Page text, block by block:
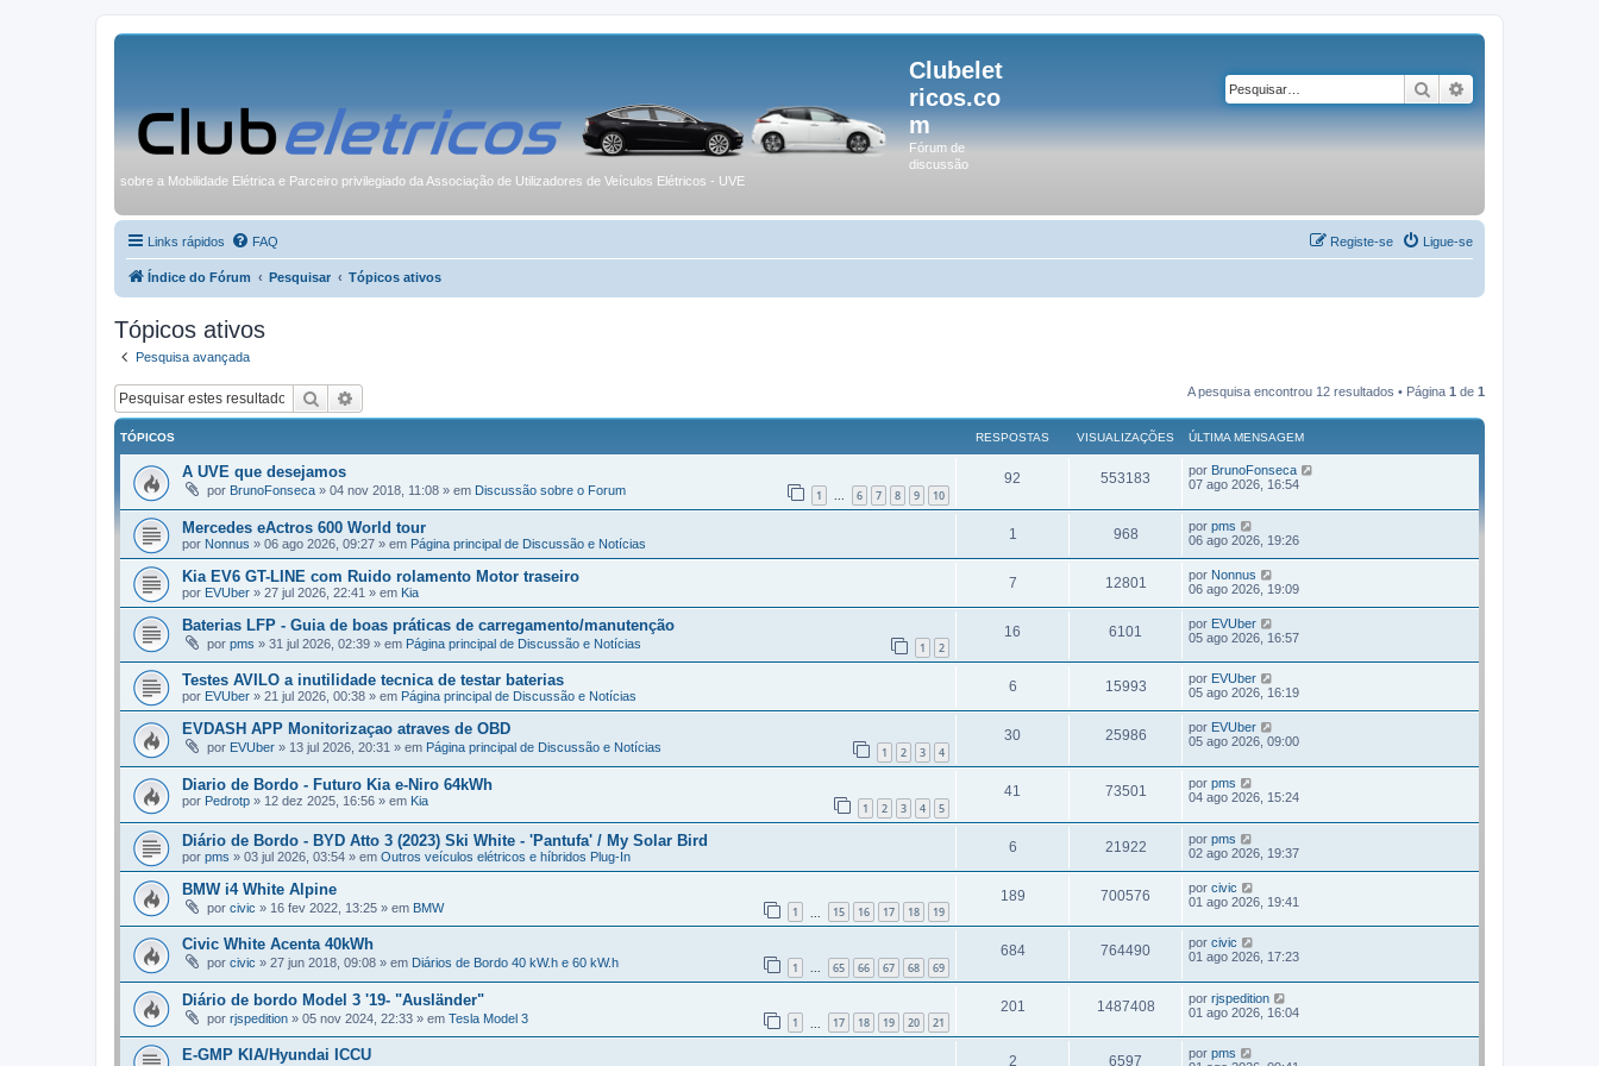
Clubelet
ricos.co
m
Fórum de
discussão
sobre a Mobilidade Elétrica e Parceiro privilegiado da Associação de Utilizadores de Veículos Elétricos - UVE
Pesquisar
Links rápidos FAQ Ligue-se
Registe-se
Índice do Fórum Pesquisar Tópicos ativos
Tópicos ativos
Pesquisa avançada
Pesquisar A pesquisa encontrou 12 resultados • Página 1 de 1
TÓPICOS RESPOSTAS VISUALIZAÇÕES ÚLTIMA MENSAGEM
A UVE que desejamos
por BrunoFonseca » 04 nov 2018, 11:08 » em Discussão sobre o Forum 1 ... 6 7 8 9 10
92 553183 por BrunoFonseca
07 ago 2026, 16:54
Mercedes eActros 600 World tour
por Nonnus » 06 ago 2026, 09:27 » em Página principal de Discussão e Notícias
1 968 por pms
06 ago 2026, 19:26
Kia EV6 GT-LINE com Ruido rolamento Motor traseiro
por EVUber » 27 jul 2026, 22:41 » em Kia
7 12801 por Nonnus
06 ago 2026, 19:09
Baterias LFP - Guia de boas práticas de carregamento/manutenção
por pms » 31 jul 2026, 02:39 » em Página principal de Discussão e Notícias 1 2
16 6101 por EVUber
05 ago 2026, 16:57
Testes AVILO a inutilidade tecnica de testar baterias
por EVUber » 21 jul 2026, 00:38 » em Página principal de Discussão e Notícias
6 15993 por EVUber
05 ago 2026, 16:19
EVDASH APP Monitorizaçao atraves de OBD
por EVUber » 13 jul 2026, 20:31 » em Página principal de Discussão e Notícias 1 2 3 4
30 25986 por EVUber
05 ago 2026, 09:00
Diario de Bordo - Futuro Kia e-Niro 64kWh
por Pedrotp » 12 dez 2025, 16:56 » em Kia 1 2 3 4 5
41 73501 por pms
04 ago 2026, 15:24
Diário de Bordo - BYD Atto 3 (2023) Ski White - 'Pantufa' / My Solar Bird
por pms » 03 jul 2026, 03:54 » em Outros veículos elétricos e híbridos Plug-In
6 21922 por pms
02 ago 2026, 19:37
BMW i4 White Alpine
por civic » 16 fev 2022, 13:25 » em BMW 1 15 16 17 18 19
189 700576 por civic
01 ago 2026, 19:41
Civic White Acenta 40kWh
por civic » 27 jun 2018, 09:08 » em Diários de Bordo 40 kW.h e 60 kW.h 1 ... 65 66 67 68 69
684 764490 por civic
01 ago 2026, 17:23
Diário de bordo Model 3 '19- "Ausländer"
por rjspedition » 05 nov 2024, 22:33 » em Tesla Model 3 1 17 18 19 20 21
201 1487408 por rjspedition
01 ago 2026, 16:04
E-GMP KIA/Hyundai ICCU 2 6597 por pms